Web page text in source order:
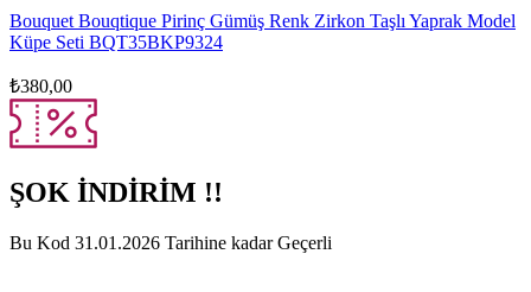
Bouquet Bouqtique Pirinç Gümüş Renk Zirkon Taşlı Yaprak Model
Küpe Seti BQT35BKP9324
₺380,00
ŞOK İNDİRİM !!
Bu Kod 31.01.2026 Tarihine kadar Geçerli